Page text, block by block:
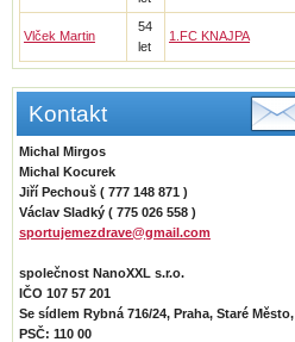
Vlček Martin
54
let
1.FC KNAJPA
Kontakt
Michal Mirgos
Michal Kocurek
Jiří Pechouš ( 777 148 871 )
Václav Sladký ( 775 026 558 )
sportujemezdrave@gmail.com
společnost NanoXXL s.r.o.
IČO 107 57 201
Se sídlem Rybná 716/24, Praha, Staré Město,
PSČ: 110 00